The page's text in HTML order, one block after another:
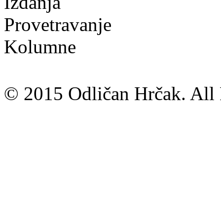
Provetravanje
Kolumne
© 2015 Odličan Hrčak. All